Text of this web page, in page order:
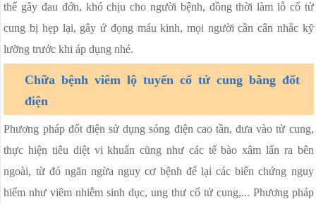
thể gây đau đớn, khó chịu cho người bệnh, đồng thời làm lỗ cổ tử
cung bị hẹp lại, gây ứ đọng máu kinh, mọi người cần cân nhắc kỹ
lưỡng trước khi áp dụng nhé.
Chữa bệnh viêm lộ tuyến cổ tử cung bằng đốt
điện
Phương pháp đốt điện sử dụng sóng điện cao tần, đưa vào tử cung,
thực hiện tiêu diệt vi khuẩn cũng như các tế bào xâm lấn ra bên
ngoài, từ đó ngăn ngừa nguy cơ bệnh để lại các biến chứng nguy
hiểm như viêm nhiễm sinh dục, ung thư cổ tử cung,... Phương pháp